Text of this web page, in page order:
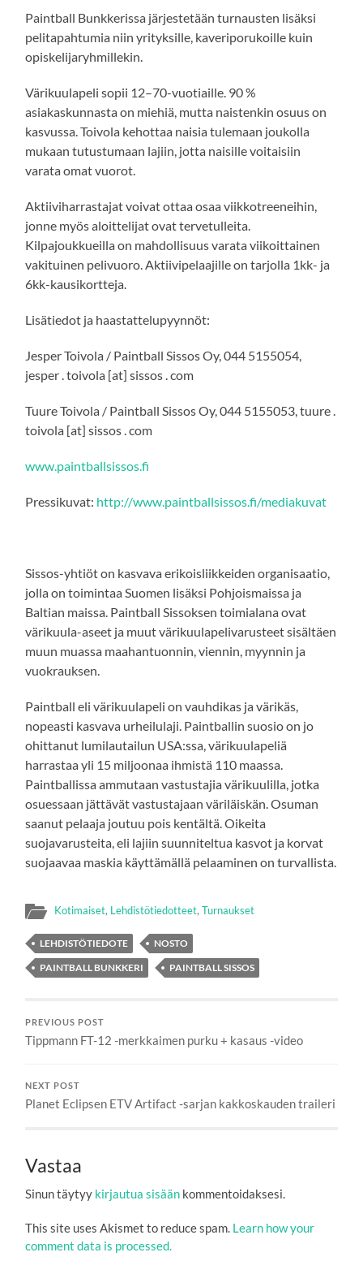
Paintball Bunkkerissa järjestetään turnausten lisäksi
pelitapahtumia niin yrityksille, kaveriporukoille kuin
opiskelijaryhmillekin.
Värikuulapeli sopii 12–70-vuotiaille. 90 %
asiakaskunnasta on miehiä, mutta naistenkin osuus on
kasvussa. Toivola kehottaa naisia tulemaan joukolla
mukaan tutustumaan lajiin, jotta naisille voitaisiin
varata omat vuorot.
Aktiiviharrastajat voivat ottaa osaa viikkotreeneihin,
jonne myös aloittelijat ovat tervetulleita.
Kilpajoukkueilla on mahdollisuus varata viikoittainen
vakituinen pelivuoro. Aktiivipelaajille on tarjolla 1kk- ja
6kk-kausikortteja.
Lisätiedot ja haastattelupyynnöt:
Jesper Toivola / Paintball Sissos Oy, 044 5155054,
jesper . toivola [at] sissos . com
Tuure Toivola / Paintball Sissos Oy, 044 5155053, tuure .
toivola [at] sissos . com
www.paintballsissos.fi
Pressikuvat: http://www.paintballsissos.fi/mediakuvat
Sissos-yhtiöt on kasvava erikoisliikkeiden organisaatio,
jolla on toimintaa Suomen lisäksi Pohjoismaissa ja
Baltian maissa. Paintball Sissoksen toimialana ovat
värikuula-aseet ja muut värikuulapelivarusteet sisältäen
muun muassa maahantuonnin, viennin, myynnin ja
vuokrauksen.
Paintball eli värikuulapeli on vauhdikas ja värikäs,
nopeasti kasvava urheilulaji. Paintballin suosio on jo
ohittanut lumilautailun USA:ssa, värikuulapeliä
harrastaa yli 15 miljoonaa ihmistä 110 maassa.
Paintballissa ammutaan vastustajia värikuulilla, jotka
osuessaan jättävät vastustajaan väriläiskän. Osuman
saanut pelaaja joutuu pois kentältä. Oikeita
suojavarusteita, eli lajiin suunniteltua kasvot ja korvat
suojaavaa maskia käyttämällä pelaaminen on turvallista.
Kotimaiset, Lehdistötiedotteet,Turnaukset
LEHDISTÖTIEDOTE
NOSTO
PAINTBALL BUNKKERI
PAINTBALL SISSOS
PREVIOUS POST
Tippmann FT-12 -merkkaimen purku + kasaus -video
NEXT POST
Planet Eclipsen ETV Artifact -sarjan kakkoskauden traileri
Vastaa
Sinun täytyy kirjautua sisään kommentoidaksesi.
This site uses Akismet to reduce spam. Learn how your
comment data is processed.